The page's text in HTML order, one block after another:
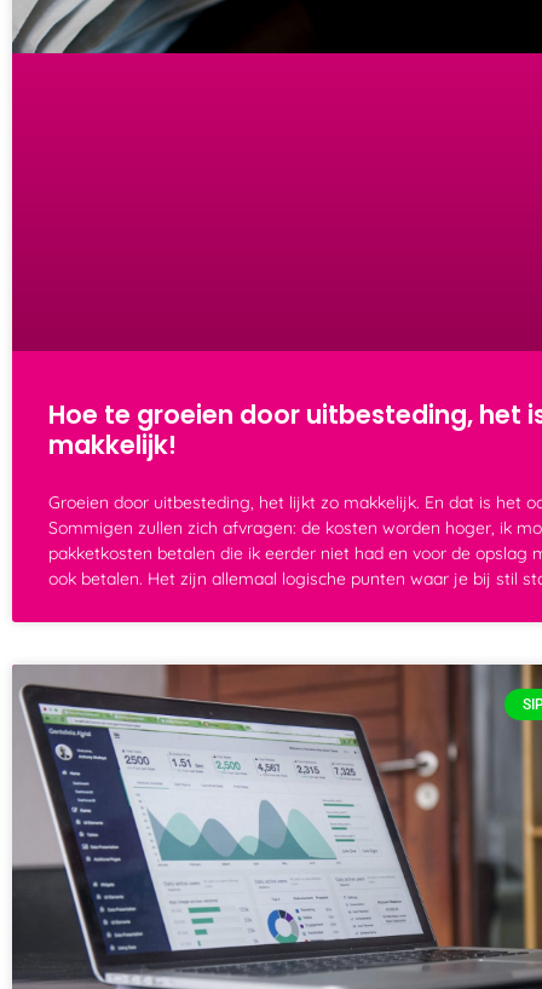
Hoe te groeien door uitbesteding, het
makkelijk!
Groeien door uitbesteding, het lijkt zo makkelijk. En dat is het
Sommigen zullen zich afvragen: de kosten worden hoger, ik
pakketkosten betalen die ik eerder niet had en voor de opslag
ook betalen. Het zijn allemaal logische punten waar je bij stil